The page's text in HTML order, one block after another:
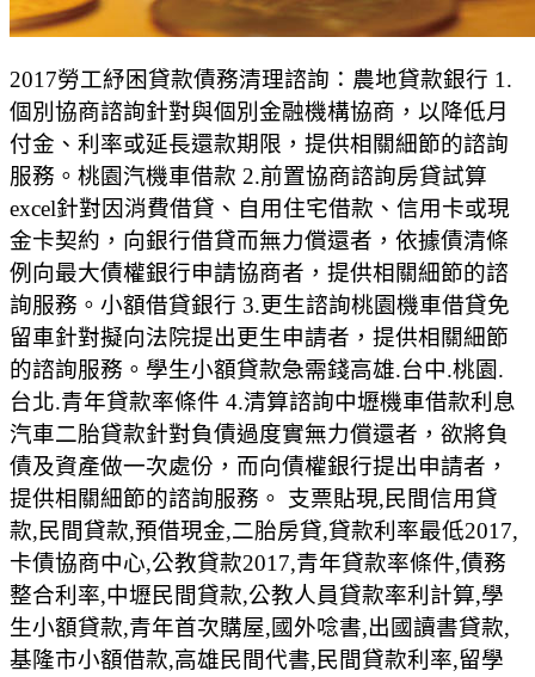
2017勞工紓困貸款債務清理諮詢：農地貸款銀行 1.
個別協商諮詢針對與個別金融機構協商，以降低月
付金、利率或延長還款期限，提供相關細節的諮詢
服務。桃園汽機車借款 2.前置協商諮詢房貸試算
excel針對因消費借貸、自用住宅借款、信用卡或現
金卡契約，向銀行借貸而無力償還者，依據債清條
例向最大債權銀行申請協商者，提供相關細節的諮
詢服務。小額借貸銀行 3.更生諮詢桃園機車借貸免
留車針對擬向法院提出更生申請者，提供相關細節
的諮詢服務。學生小額貸款急需錢高雄.台中.桃園.
台北.青年貸款率條件 4.清算諮詢中壢機車借款利息
汽車二胎貸款針對負債過度實無力償還者，欲將負
債及資產做一次處份，而向債權銀行提出申請者，
提供相關細節的諮詢服務。 支票貼現,民間信用貸
款,民間貸款,預借現金,二胎房貸,貸款利率最低2017,
卡債協商中心,公教貸款2017,青年貸款率條件,債務
整合利率,中壢民間貸款,公教人員貸款率利計算,學
生小額貸款,青年首次購屋,國外唸書,出國讀書貸款,
基隆市小額借款,高雄民間代書,民間貸款利率,留學